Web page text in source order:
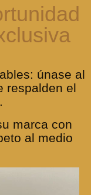
únase al
respalden el
marca con
al medio